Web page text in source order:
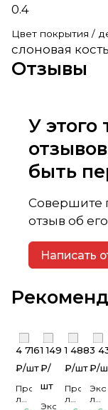
0.4
Цвет покрытия /
слоновая кость
Отзывы
У этого
быть
Совершите
отзыв об
Написать
4 716
₽/шт
Профилированный
лист
1 149
₽/
шт
Эконом.
1 488
₽/шт
лист
3
₽/
лист